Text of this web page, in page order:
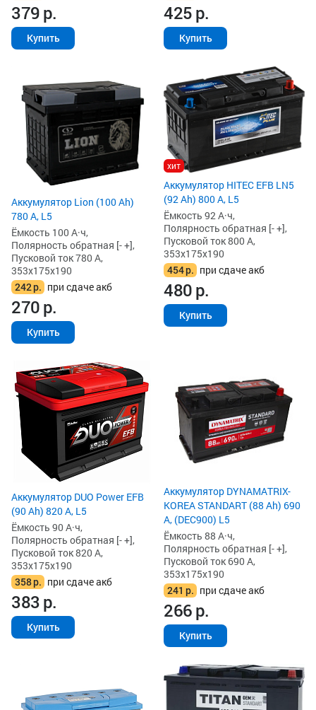
379р.
Купить
425р.
Купить
Аккумулятор Lion (100 Ah)
780 А, L5
Ёмкость 100 А·ч,
Полярность обратная [- +],
Пусковой ток 780 А,
353x175x190
242р. при сдаче акб
270р.
Купить
хит
Аккумулятор HITEC EFB LN5
(92 Ah) 800 А, L5
Ёмкость 92 А·ч,
Полярность обратная [- +],
Пусковой ток 800 А,
353x175x190
454р. при сдаче акб
480р.
Купить
Аккумулятор DUO Power EFB
(90 Ah) 820 А, L5
Ёмкость 90 А·ч,
Полярность обратная [- +],
Пусковой ток 820 А,
353x175x190
358р. при сдаче акб
383р.
Купить
Аккумулятор DYNAMATRIX-
KOREA STANDART (88 Ah) 690
А, (DEC900) L5
Ёмкость 88 А·ч,
Полярность обратная [- +],
Пусковой ток 690 А,
353x175x190
241 р. при сдаче акб
266р.
Купить